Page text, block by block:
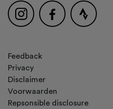
Feedback
Privacy
Disclaimer
Voorwaarden
Repsonsible disclosure